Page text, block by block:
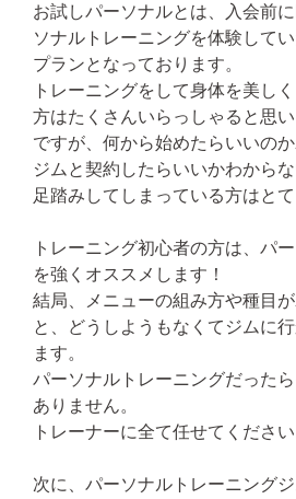
お試しパーソナルとは、入会前
ソナルトレーニングを体験して
プランとなっております。
トレーニングをして身体を美し
方はたくさんいらっしゃると思い
ですが、何から始めたらいいの
ジムと契約したらいいかわから
足踏みしてしまっている方はと
トレーニング初心者の方は、パ
を強くオススメします！
結局、メニューの組み方や種目
と、どうしようもなくてジムに
ます。
パーソナルトレーニングだった
ありません。
トレーナーに全て任せてください
次に、パーソナルトレーニング